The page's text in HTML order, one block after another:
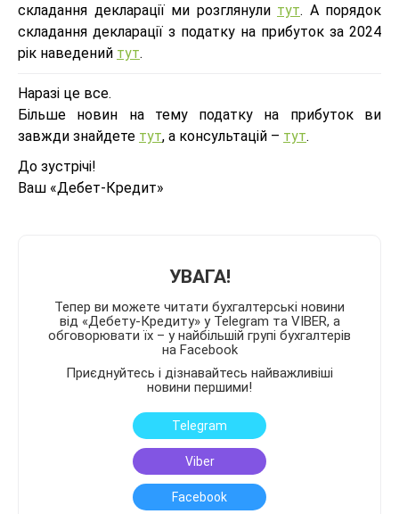
складання декларації ми розглянули тут. А порядок
складання декларації з податку на прибуток за 2024
рік наведений тут.
Наразі це все.
Більше новин на тему податку на прибуток ви
завжди знайдете тут, а консультацій – тут.
До зустрічі!
Ваш «Дебет-Кредит»
УВАГА!
Тепер ви можете читати бухгалтерські новини
від «Дебету-Кредиту» у Telegram та VIBER, а
обговорювати їх – у найбільшій групі бухгалтерів
на Facebook
Приєднуйтесь і дізнавайтесь найважливіші
новини першими!
Telegram
Viber
Facebook